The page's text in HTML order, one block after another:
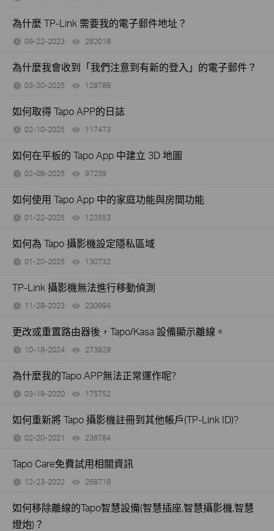
為什麼 TP-Link 需要我的電子郵件地址？
09-22-2023 282018
為什麼我會收到「我們注意到有新的登入」的電子郵件？
03-20-2025 128788
如何取得 Tapo APP的日誌
02-10-2025 117473
如何在平板的 Tapo App 中建立 3D 地圖
02-08-2025 97239
如何使用 Tapo App 中的家庭功能與房間功能
01-22-2025 123553
如何為 Tapo 攝影機設定隱私區域
01-20-2025 130732
TP-Link 攝影機無法進行移動偵測
11-28-2023 230994
更改或重置路由器後，Tapo/Kasa 設備顯示離線。
10-18-2024 273929
為什麼我的Tapo APP無法正常運作呢?
03-19-2020 175752
如何重新將 Tapo 攝影機註冊到其他帳戶(TP-Link ID)?
02-20-2021 236784
Tapo Care免費試用相關資訊
12-23-2022 268718
如何移除離線的Tapo智慧設備(智慧插座,智慧攝影機,智慧
燈炮)？